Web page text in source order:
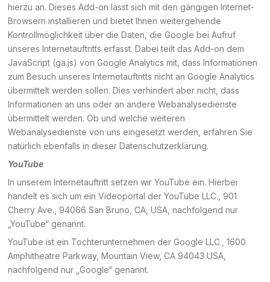
hierzu an. Dieses Add-on lässt sich mit den gängigen Internet-
Browsern installieren und bietet Ihnen weitergehende
Kontrollmöglichkeit über die Daten, die Google bei Aufruf
unseres Internetauftritts erfasst. Dabei teilt das Add-on dem
JavaScript (ga.js) von Google Analytics mit, dass Informationen
zum Besuch unseres Internetauftritts nicht an Google Analytics
übermittelt werden sollen. Dies verhindert aber nicht, dass
Informationen an uns oder an andere Webanalysedienste
übermittelt werden. Ob und welche weiteren
Webanalysedienste von uns eingesetzt werden, erfahren Sie
natürlich ebenfalls in dieser Datenschutzerklärung.
YouTube
In unserem Internetauftritt setzen wir YouTube ein. Hierbei
handelt es sich um ein Videoportal der YouTube LLC., 901
Cherry Ave., 94066 San Bruno, CA, USA, nachfolgend nur
„YouTube“ genannt.
YouTube ist ein Tochterunternehmen der Google LLC., 1600
Amphitheatre Parkway, Mountain View, CA 94043 USA,
nachfolgend nur „Google“ genannt.